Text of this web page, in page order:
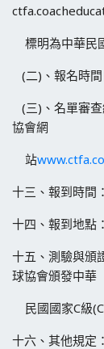
標明為中華民
(二)、報名時
(三)、名單審
協會網
站
十三、報到時間
十四、報到地點
十五、測驗與頒
球協會頒發中華
民國國家C級
十六、其他規定：